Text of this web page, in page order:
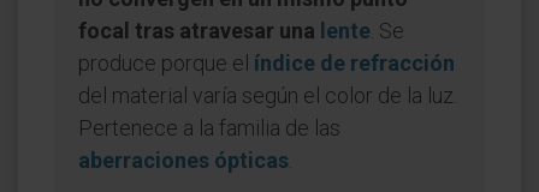
focal tras atravesar una lente . Se
produce porque el índice de refracción
del material varía según el color de la luz.
Pertenece a la familia de las
aberraciones ópticas